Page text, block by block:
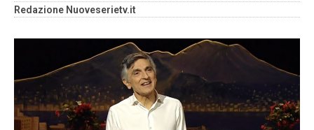
Redazione Nuoveserietv.it